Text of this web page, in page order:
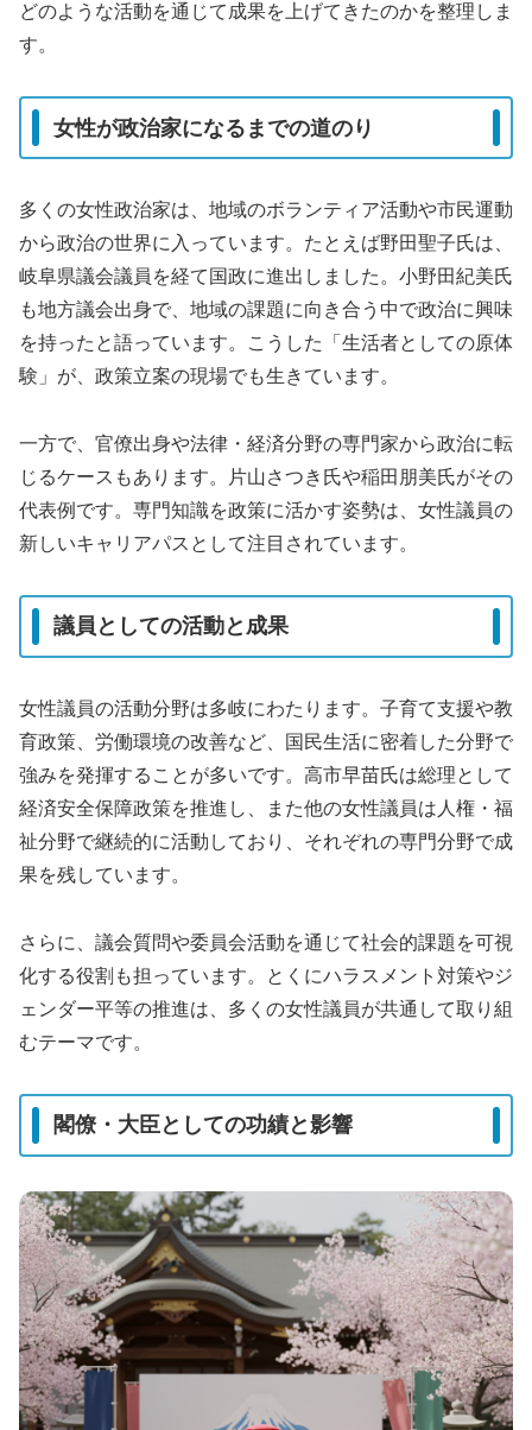
どのような活動を通じて成果を上げてきたのかを整理しま
す。
女性が政治家になるまでの道のり
多くの女性政治家は、地域のボランティア活動や市民運動
から政治の世界に入っています。たとえば野田聖子氏は、
岐阜県議会議員を経て国政に進出しました。小野田紀美氏
も地方議会出身で、地域の課題に向き合う中で政治に興味
を持ったと語っています。こうした「生活者としての原体
験」が、政策立案の現場でも生きています。
一方で、官僚出身や法律・経済分野の専門家から政治に転
じるケースもあります。片山さつき氏や稲田朋美氏がその
代表例です。専門知識を政策に活かす姿勢は、女性議員の
新しいキャリアパスとして注目されています。
議員としての活動と成果
女性議員の活動分野は多岐にわたります。子育て支援や教
育政策、労働環境の改善など、国民生活に密着した分野で
強みを発揮することが多いです。高市早苗氏は総理として
経済安全保障政策を推進し、また他の女性議員は人権・福
祉分野で継続的に活動しており、それぞれの専門分野で成
果を残しています。
さらに、議会質問や委員会活動を通じて社会的課題を可視
化する役割も担っています。とくにハラスメント対策やジ
ェンダー平等の推進は、多くの女性議員が共通して取り組
むテーマです。
閣僚・大臣としての功績と影響